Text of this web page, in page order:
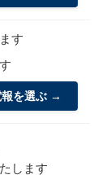
す
報を選ぶ →
します